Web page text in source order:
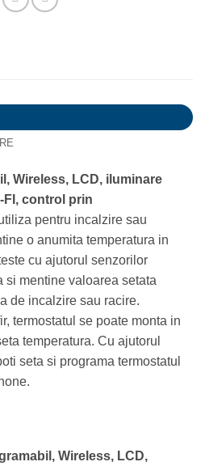
Wireless, LCD, iluminare
FI, control prin
pentru incalzire sau
o anumita temperatura in
cu ajutorul senzorilor
si mentine valoarea setata
de incalzire sau racire.
termostatul se poate monta in
temperatura. Cu ajutorul
seta si programa termostatul
Wireless, LCD,